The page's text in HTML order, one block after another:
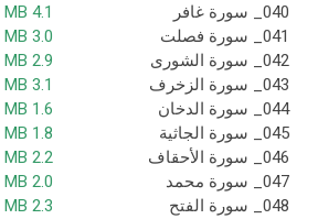
040_ سورة غافر
4.1 MB
041_ سورة فصلت
3.0 MB
042_ سورة الشورى
2.9 MB
043_ سورة الزخرف
3.1 MB
044_ سورة الدخان
1.6 MB
045_ سورة الجاثية
1.8 MB
046_ سورة الأحقاف
2.2 MB
047_ سورة محمد
2.0 MB
048_ سورة الفتح
2.3 MB